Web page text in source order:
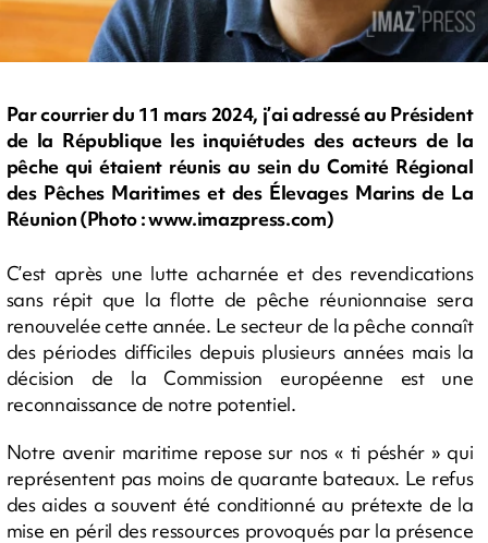
Par courrier du 11 mars 2024, j’ai adressé au Président
de la République les inquiétudes des acteurs de la
pêche qui étaient réunis au sein du Comité Régional
des Pêches Maritimes et des Élevages Marins de La
Réunion (Photo : www.imazpress.com)
C’est après une lutte acharnée et des revendications
sans répit que la flotte de pêche réunionnaise sera
renouvelée cette année. Le secteur de la pêche connaît
des périodes difficiles depuis plusieurs années mais la
décision de la Commission européenne est une
reconnaissance de notre potentiel.
Notre avenir maritime repose sur nos « ti péshér » qui
représentent pas moins de quarante bateaux. Le refus
des aides a souvent été conditionné au prétexte de la
mise en péril des ressources provoqués par la présence